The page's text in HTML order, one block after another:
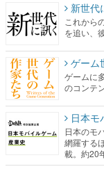
新世代
これから
を追い、
ゲーム
ゲームに
のコンテ
日本モ
日本のモ
網羅する
載。約20